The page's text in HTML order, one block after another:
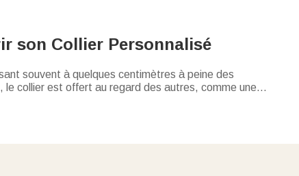
son Collier Personnalisé
souvent à quelques centimètres à peine des
collier est offert au regard des autres, comme une
histoire. Mais aujourd'hui, nous allons plus loin. Avec
vos amours et vos espoirs. Qu'il s'agisse d'un